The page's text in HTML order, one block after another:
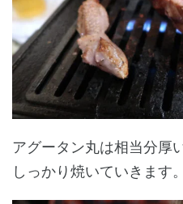
アグータン丸は相当分厚
しっかり焼いていきます。